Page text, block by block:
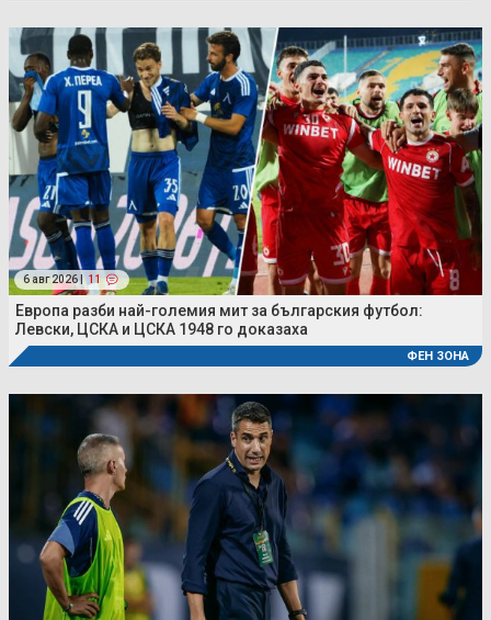
6 авг 2026 | 11
Европа разби най-големия мит за българския футбол:
Левски, ЦСКА и ЦСКА 1948 го доказаха
ФЕН ЗОНА